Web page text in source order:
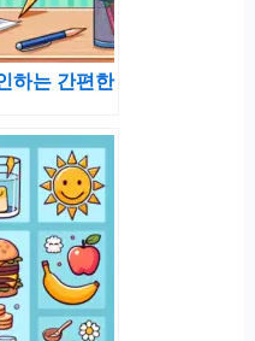
하는 간편한